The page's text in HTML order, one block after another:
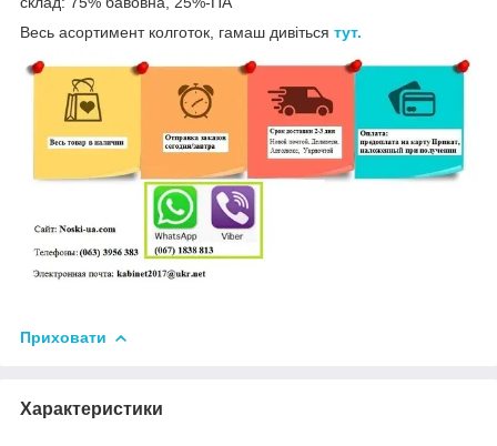
Весь асортимент колготок, гамаш дивіться тут.
Приховати
Характеристики